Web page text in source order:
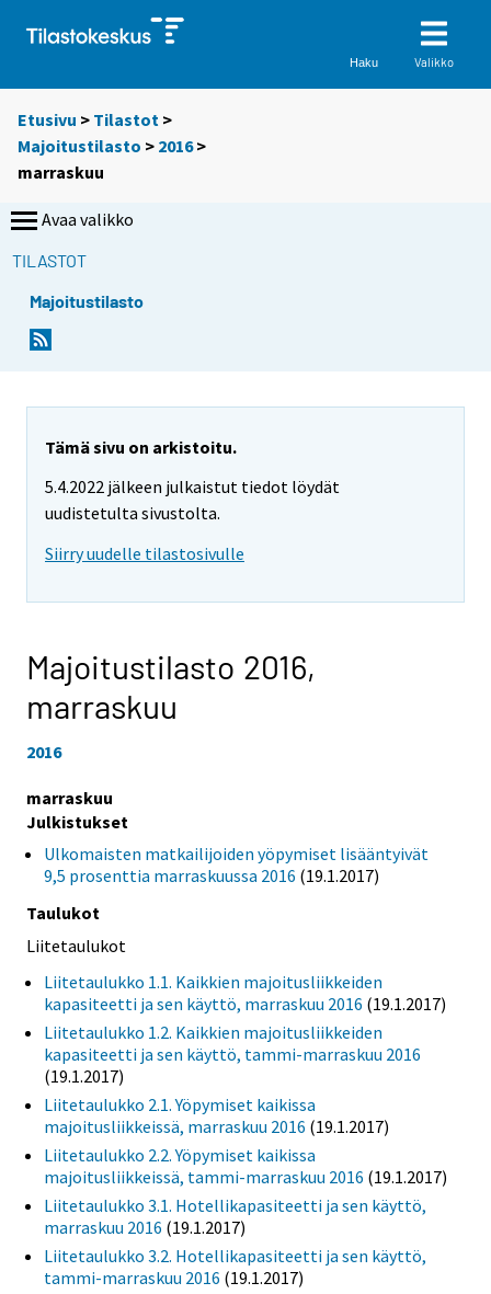
Haku Valikko
Etusivu > Tilastot >
Majoitustilasto > 2016>
marraskuu
Avaa valikko
TILASTOT
Majoitustilasto
Tämä sivu on arkistoitu.
5.4.2022 jälkeen julkaistut tiedot löydät
uudistetulta sivustolta.
Siirry uudelle tilastosivulle
Majoitustilasto 2016,
marraskuu
2016
marraskuu
Julkistukset
Ulkomaisten matkailijoiden yöpymiset lisääntyivät
9,5 prosenttia marraskuussa 2016 (19.1.2017)
Taulukot
Liitetaulukot
Liitetaulukko 1.1. Kaikkien majoitusliikkeiden
kapasiteetti ja sen käyttö, marraskuu 2016 (19.1.2017)
Liitetaulukko 1.2. Kaikkien majoitusliikkeiden
kapasiteetti ja sen käyttö, tammi-marraskuu 2016
(19.1.2017)
Liitetaulukko 2.1. Yöpymiset kaikissa
majoitusliikkeissä, marraskuu 2016 (19.1.2017)
Liitetaulukko 2.2. Yöpymiset kaikissa
majoitusliikkeissä, tammi-marraskuu 2016 (19.1.2017)
Liitetaulukko 3.1. Hotellikapasiteetti ja sen käyttö,
marraskuu 2016 (19.1.2017)
Liitetaulukko 3.2. Hotellikapasiteetti ja sen käyttö,
tammi-marraskuu 2016 (19.1.2017)